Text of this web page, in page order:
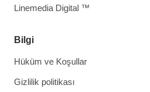
Bilgi
Hüküm ve Koşullar
Gizlilik politikası
Linemedia Digital ™